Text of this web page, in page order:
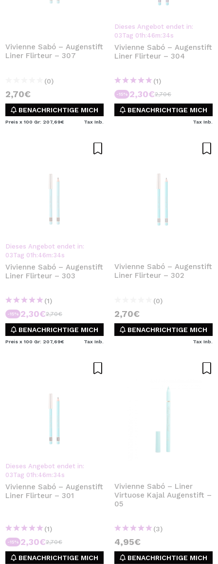
Vivienne Sabó – Augenstift
Liner Flirteur – 307
(0)
2,70€
BENACHRICHTIGE MICH
Preis x 100 Gr: 207,69€ Tax Inb.
Dieses Angebot endet in:
03Tag 01 h:46m:33s
Vivienne Sabó – Augenstift
Liner Flirteur – 304
(1)
-15% 2,30€2,70€
BENACHRICHTIGE MICH
Tax Inb.
Dieses Angebot endet in:
03Tag 01 h:46m:33s
Vivienne Sabó – Augenstift
Liner Flirteur – 303
(1)
-15% 2,30€2,70€
BENACHRICHTIGE MICH
Preis x 100 Gr: 207,69€ Tax Inb.
Vivienne Sabó – Augenstift
Liner Flirteur – 302
(0)
2,70€
BENACHRICHTIGE MICH
Tax Inb.
Dieses Angebot endet in:
03Tag 01 h:46m:33s
Vivienne Sabó – Augenstift
Liner Flirteur – 301
(1)
-15% 2,30€2,70€
BENACHRICHTIGE MICH
Vivienne Sabó – Liner
Virtuose Kajal Augenstift –
05
(3)
4,95€
BENACHRICHTIGE MICH